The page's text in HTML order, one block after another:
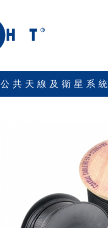
公 共 天 線 及 衛 星 系 統